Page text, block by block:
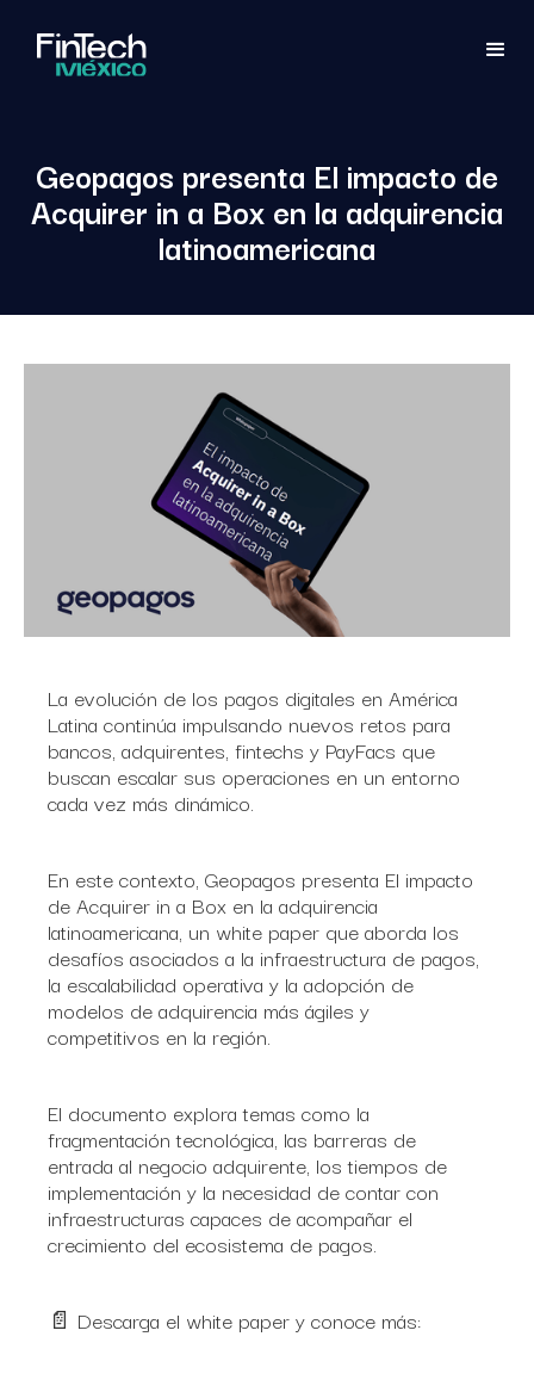
Geopagos presenta El impacto de
Acquirer in a Box en la adquirencia
latinoamericana
La evolución de los pagos digitales en América
Latina continúa impulsando nuevos retos para
bancos, adquirentes, fintechs y PayFacs que
buscan escalar sus operaciones en un entorno
cada vez más dinámico.
En este contexto, Geopagos presenta El impacto
de Acquirer in a Box en la adquirencia
latinoamericana, un white paper que aborda los
desafíos asociados a la infraestructura de pagos,
la escalabilidad operativa y la adopción de
modelos de adquirencia más ágiles y
competitivos en la región.
El documento explora temas como la
fragmentación tecnológica, las barreras de
entrada al negocio adquirente, los tiempos de
implementación y la necesidad de contar con
infraestructuras capaces de acompañar el
crecimiento del ecosistema de pagos.
📄 Descarga el white paper y conoce más: